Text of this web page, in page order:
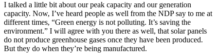
I talked a little bit about our peak capacity and our generation
capacity. Now, I’ve heard people as well from the NDP say to me at
different times, “Green energy is not polluting. It’s saving the
environment.” I will agree with you there as well, that solar panels
do not produce greenhouse gases once they have been produced.
But they do when they’re being manufactured.